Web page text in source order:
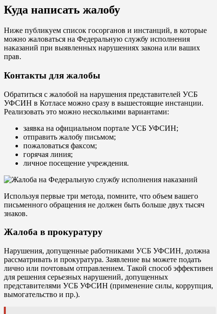
Куда написать жалобу
Ниже публикуем список госорганов и инстанций, в которые
можно жаловаться на Федеральную службу исполнения
наказаний при выявленных нарушениях закона или ваших
прав.
Контакты для жалобы
Обратиться с жалобой на нарушения представителей УСБ
УФСИН в Котласе можно сразу в вышестоящие инстанции.
Реализовать это можно несколькими вариантами:
заявка на официальном портале УСБ УФСИН;
отправить жалобу письмом;
пожаловаться факсом;
горячая линия;
личное посещение учреждения.
Используя первые три метода, помните, что объем вашего
письменного обращения не должен быть больше двух тысяч
знаков.
Жалоба в прокуратуру
Нарушения, допущенные работниками УСБ УФСИН, должна
рассматривать и прокуратура. Заявление вы можете подать
лично или почтовым отправлением. Такой способ эффективен
для решения серьезных нарушений, допущенных
представителями УСБ УФСИН (применение силы, коррупция,
вымогательство и пр.).